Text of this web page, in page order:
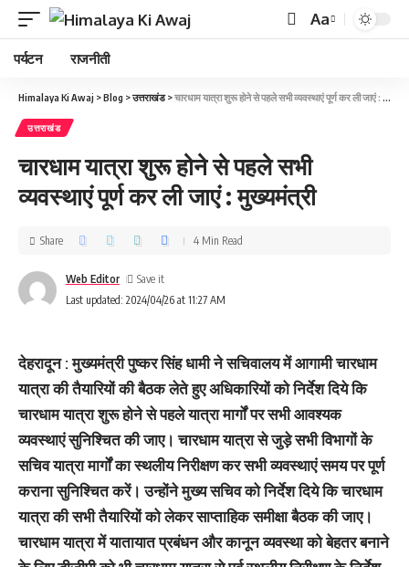
Aa
पर्यटन राजनीती
Himalaya Ki Awaj >Blog >उत्तराखंड>चारधाम यात्रा शुरू होने से पहले सभी व्यवस्थाएं पूर्ण कर ली जाएं : मुख्यमंत्री
उत्तराखंड
चारधाम यात्रा शुरू होने से पहले सभी
व्यवस्थाएं पूर्ण कर ली जाएं : मुख्यमंत्री
Last updated: 2024/04/26 at 11:27 AM
Web Editor
Share 4 Min Read
देहरादून : मुख्यमंत्री पुष्कर सिंह धामी ने सचिवालय में आगामी चारधाम
यात्रा की तैयारियों की बैठक लेते हुए अधिकारियों को निर्देश दिये कि
चारधाम यात्रा शुरू होने से पहले यात्रा मार्गों पर सभी आवश्यक
व्यवस्थाएं सुनिश्चित की जाए। चारधाम यात्रा से जुड़े सभी विभागों के
सचिव यात्रा मार्गों का स्थलीय निरीक्षण कर सभी व्यवस्थाएं समय पर पूर्ण
कराना सुनिश्चित करें। उन्होंने मुख्य सचिव को निर्देश दिये कि चारधाम
यात्रा की सभी तैयारियों को लेकर साप्ताहिक समीक्षा बैठक की जाए।
चारधाम यात्रा में यातायात प्रबंधन और कानून व्यवस्था को बेहतर बनाने